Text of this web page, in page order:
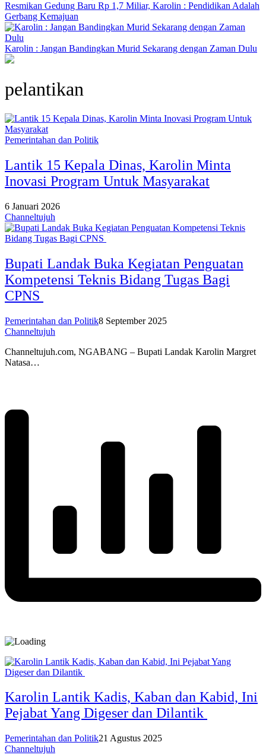
Resmikan Gedung Baru Rp 1,7 Miliar, Karolin : Pendidikan Adalah
Gerbang Kemajuan
Karolin : Jangan Bandingkan Murid Sekarang dengan Zaman Dulu
pelantikan
Pemerintahan dan Politik
Lantik 15 Kepala Dinas, Karolin Minta
Inovasi Program Untuk Masyarakat
6 Januari 2026
Channeltujuh
Bupati Landak Buka Kegiatan Penguatan
Kompetensi Teknis Bidang Tugas Bagi
CPNS
Pemerintahan dan Politik8 September 2025
Channeltujuh
Channeltujuh.com, NGABANG – Bupati Landak Karolin Margret
Natasa…
Karolin Lantik Kadis, Kaban dan Kabid, Ini
Pejabat Yang Digeser dan Dilantik
Pemerintahan dan Politik21 Agustus 2025
Channeltujuh